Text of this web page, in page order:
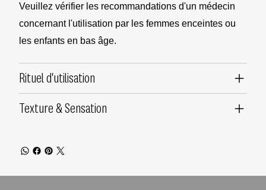
Veuillez vérifier les recommandations d'un médecin
concernant l'utilisation par les femmes enceintes ou
les enfants en bas âge.
Rituel d'utilisation
Texture & Sensation